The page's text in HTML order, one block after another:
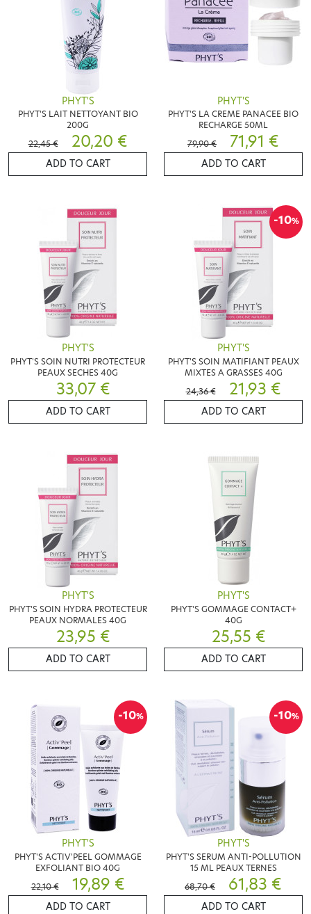
PHYT'S
PHYT'S LAIT NETTOYANT BIO
200G
22,45 €
20,20 €
ADD TO CART
PHYT'S
PHYT'S LA CREME PANACEE BIO
RECHARGE 50ML
79,90 €
71,91 €
ADD TO CART
PHYT'S
PHYT'S SOIN NUTRI PROTECTEUR
PEAUX SECHES 40G
33,07 €
ADD TO CART
-10%
PHYT'S
PHYT'S SOIN MATIFIANT PEAUX
MIXTES A GRASSES 40G
24,36 €
21,93 €
ADD TO CART
PHYT'S
PHYT'S SOIN HYDRA PROTECTEUR
PEAUX NORMALES 40G
23,95 €
ADD TO CART
PHYT'S
PHYT'S GOMMAGE CONTACT+
40G
25,55 €
ADD TO CART
-10%
PHYT'S
PHYT'S ACTIV'PEEL GOMMAGE
EXFOLIANT BIO 40G
22,10 €
19,89 €
ADD TO CART
-10%
PHYT'S
PHYT'S SERUM ANTI-POLLUTION
15 ML PEAUX TERNES
68,70 €
61,83 €
ADD TO CART